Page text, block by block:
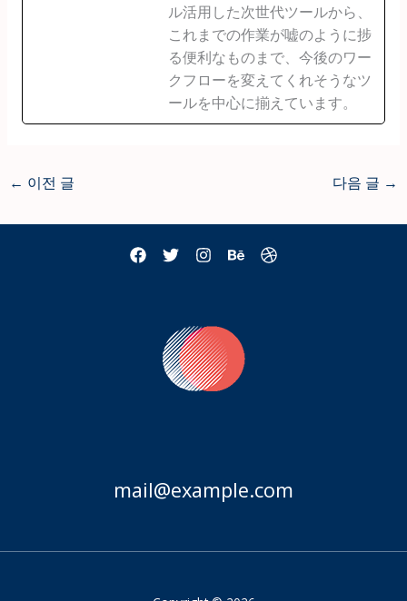
ル活用した次世代ツールから、
これまでの作業が嘘のように捗
る便利なものまで、今後のワー
クフローを変えてくれそうなツ
ールを中心に揃えています。
← 이전 글 다음 글 →
mail@example.com